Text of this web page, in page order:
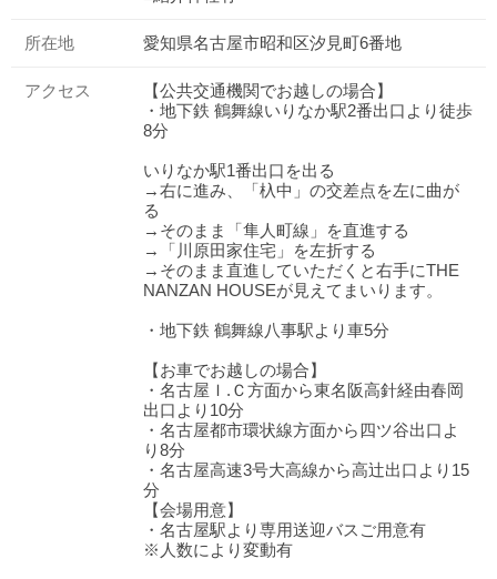
所在地 愛知県名古屋市昭和区汐見町6番地
アクセス
【公共交通機関でお越しの場合】
・地下鉄 鶴舞線いりなか駅2番出口より徒歩
8分
いりなか駅1番出口を出る
→右に進み、「杁中」の交差点を左に曲が
る
→そのまま「隼人町線」を直進する
→「川原田家住宅」を左折する
→そのまま直進していただくと右手にTHE
NANZAN HOUSEが見えてまいります。
・地下鉄 鶴舞線八事駅より車5分
【お車でお越しの場合】
・名古屋Ｉ.Ｃ方面から東名阪高針経由春岡
出口より10分
・名古屋都市環状線方面から四ツ谷出口よ
り8分
・名古屋高速3号大高線から高辻出口より15
分
【会場用意】
・名古屋駅より専用送迎バスご用意有
※人数により変動有